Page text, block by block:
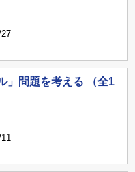
」問題を考える （全1